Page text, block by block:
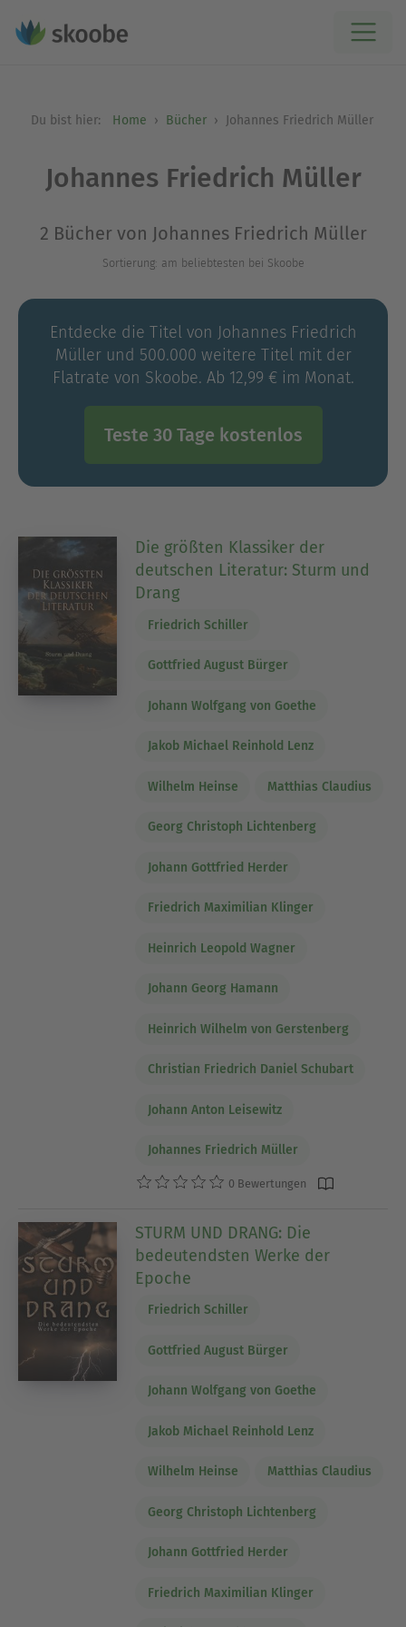
Du bist hier: Home Bücher Johannes Friedrich Müller
Johannes Friedrich Müller
2 Bücher von Johannes Friedrich Müller
Sortierung: am beliebtesten bei Skoobe
Entdecke die Titel von Johannes Friedrich
Müller und 500.000 weitere Titel mit der
Flatrate von Skoobe. Ab 12,99 € im Monat.
Teste 30 Tage kostenlos
Die größten Klassiker der
deutschen Literatur: Sturm und
Drang
Friedrich Schiller
Gottfried August Bürger
Johann Wolfgang von Goethe
Jakob Michael Reinhold Lenz
Wilhelm Heinse Matthias Claudius
Georg Christoph Lichtenberg
Johann Gottfried Herder
Friedrich Maximilian Klinger
Heinrich Leopold Wagner
Johann Georg Hamann
Heinrich Wilhelm von Gerstenberg
Christian Friedrich Daniel Schubart
Johann Anton Leisewitz
Johannes Friedrich Müller
0 Bewertungen
STURM UND DRANG: Die
bedeutendsten Werke der
Epoche
Friedrich Schiller
Gottfried August Bürger
Johann Wolfgang von Goethe
Jakob Michael Reinhold Lenz
Wilhelm Heinse Matthias Claudius
Georg Christoph Lichtenberg
Johann Gottfried Herder
Friedrich Maximilian Klinger